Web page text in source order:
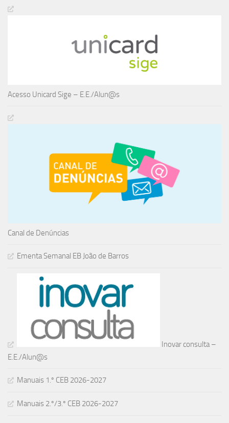
Acesso Unicard Sige – E.E./Alun@s
Canal de Denúncias
Ementa Semanal EB João de Barros
Inovar consulta –
E.E./Alun@s
Manuais 1.º CEB 2026-2027
Manuais 2.º/3.º CEB 2026-2027